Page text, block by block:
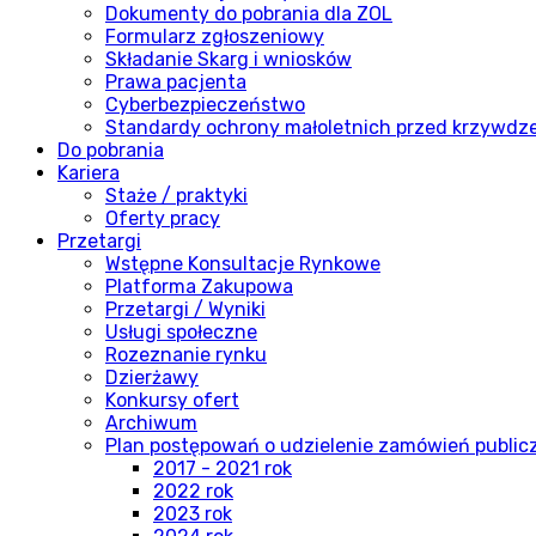
Dokumenty do pobrania dla ZOL
Formularz zgłoszeniowy
Składanie Skarg i wniosków
Prawa pacjenta
Cyberbezpieczeństwo
Standardy ochrony małoletnich przed
Do pobrania
Kariera
Staże / praktyki
Oferty pracy
Przetargi
Wstępne Konsultacje Rynkowe
Platforma Zakupowa
Przetargi / Wyniki
Usługi społeczne
Rozeznanie rynku
Dzierżawy
Konkursy ofert
Archiwum
Plan postępowań o udzielenie zamówień
2017 - 2021 rok
2022 rok
2023 rok